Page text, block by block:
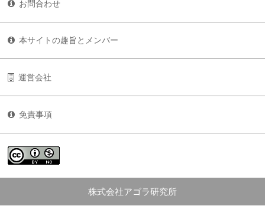
お問合わせ
本サイトの趣旨とメンバー
運営会社
免責事項
株式会社アゴラ研究所